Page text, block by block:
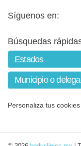
Síguenos en:
Búsquedas
Personaliza tus cookies